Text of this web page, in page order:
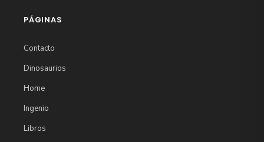
PÁGINAS
Contacto
Dinosaurios
Home
Ingenio
Libros